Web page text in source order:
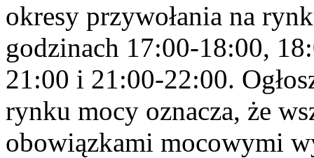
okresy przywołania na
godzinach 17:00-18:00,
21:00 i 21:00-22:00.
rynku mocy oznacza, że
obowiązkami mocowymi